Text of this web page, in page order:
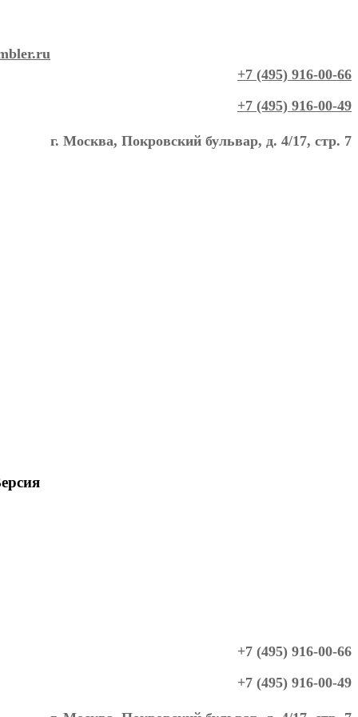
+7 (495) 916-00-66
+7 (495) 916-00-49
г. Москва, Покровский бульвар, д. 4/17, стр. 7
+7 (495) 916-00-66
+7 (495) 916-00-49